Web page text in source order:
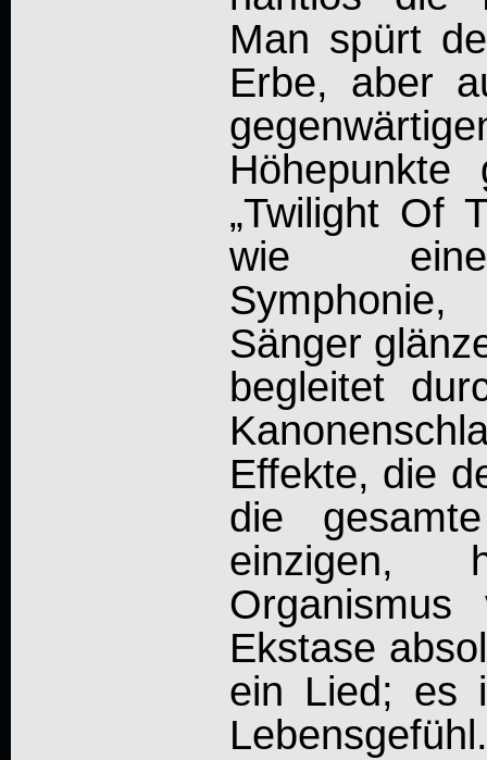
Man spürt
Erbe, aber
„Twilight Of
wie eine
Sänger
begleitet
Effekte, die
die
einzigen,
Ekstase
ein Lied; es
Lebensgefühl.